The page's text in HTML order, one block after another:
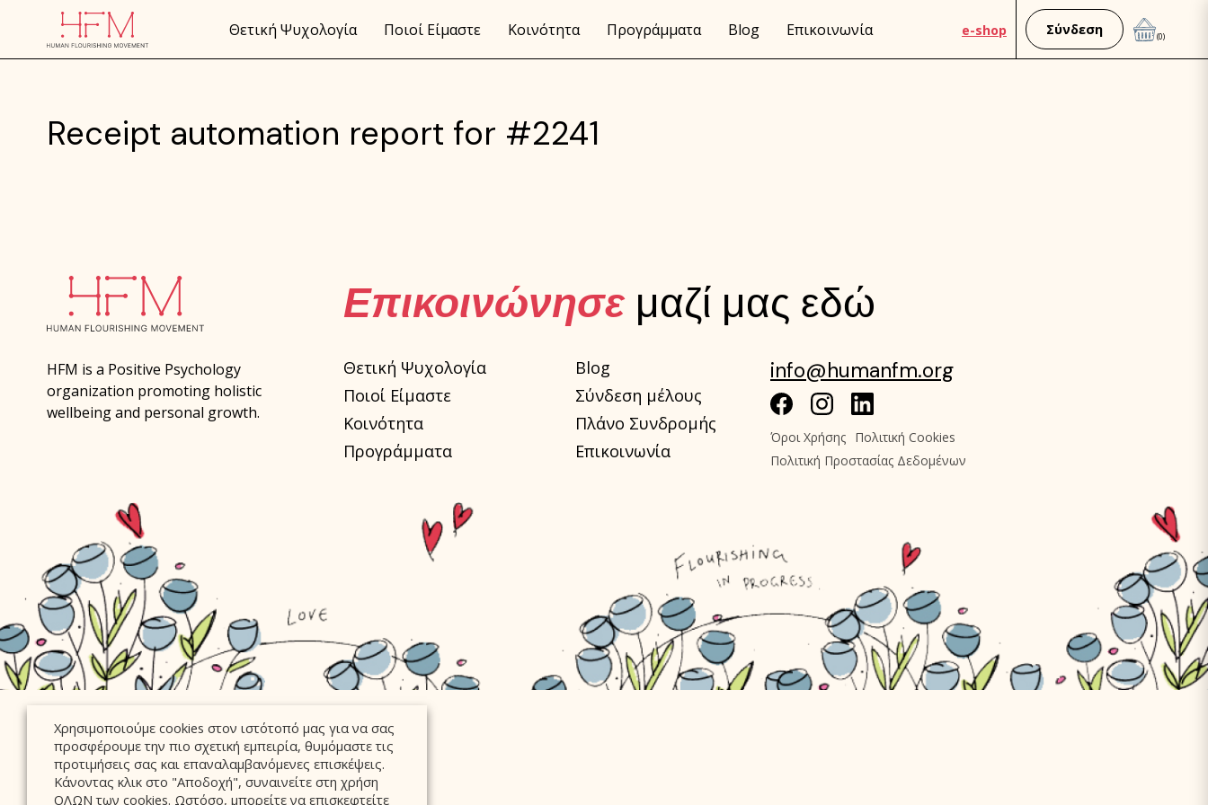
Θετική Ψυχολογία Ποιοί Είμαστε Κοινότητα Προγράμματα Blog Επικοινωνία e-shop Σύνδεση (0)
Receipt automation report for #2241
HFM is a Positive Psychology
organization promoting holistic
wellbeing and personal growth.
Επικοινώνησεμαζί μας εδώ
Θετική Ψυχολογία
Ποιοί Είμαστε
Κοινότητα
Προγράμματα
Blog
Σύνδεση μέλους
Πλάνο Συνδρομής
Επικοινωνία
info@humanfm.org
Όροι Χρήσης Πολιτική Cookies
Πολιτική Προστασίας Δεδομένων
Χρησιμοποιούμε cookies στον ιστότοπό μας για να σας
προσφέρουμε την πιο σχετική εμπειρία, θυμόμαστε τις
προτιμήσεις σας και επαναλαμβανόμενες επισκέψεις.
Κάνοντας κλικ στο "Αποδοχή", συναινείτε στη χρήση
ΟΛΩΝ των cookies. Ωστόσο, μπορείτε να επισκεφτείτε